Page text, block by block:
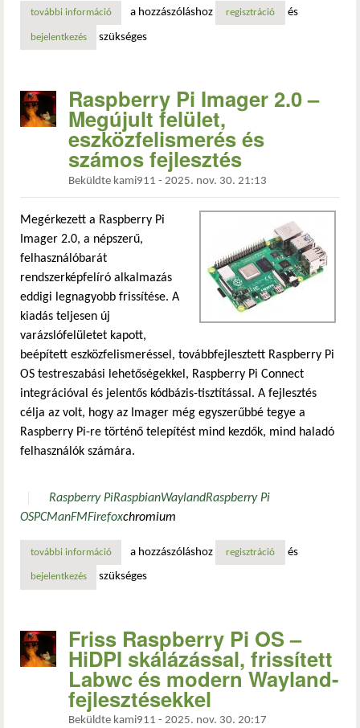
további információkritikus zero-day sebezhetőséget javítottak a chrome
a hozzászóláshoz regisztráció és
bejelentkezés szükséges
Raspberry Pi Imager 2.0 –
Megújult felület,
eszközfelismerés és
számos fejlesztés
Beküldte kami911 - 2025. nov. 30. 21:13
Megérkezett a Raspberry Pi
Imager 2.0, a népszerű,
felhasználóbarát
rendszerképfelíró alkalmazás
eddigi legnagyobb frissítése. A
kiadás teljesen új
varázslófelületet kapott,
beépített eszközfelismeréssel, továbbfejlesztett Raspberry Pi
OS testreszabási lehetőségekkel, Raspberry Pi Connect
integrációval és jelentős kódbázis-tisztítással. A fejlesztés
célja az volt, hogy az Imager még egyszerűbbé tegye a
Raspberry Pi-re történő telepítést mind kezdők, mind haladó
felhasználók számára.
Raspberry PiRaspbianWaylandRaspberry Pi
OSPCManFMFirefoxchromium
további információraspberry pi imager 2.0 – megújult felület,
a hozzászóláshoz regisztráció és
bejelentkezés szükséges
Friss Raspberry Pi OS –
HiDPI skálázással, frissített
Labwc és modern Wayland-
fejlesztésekkel
Beküldte kami911 - 2025. nov. 30. 20:17